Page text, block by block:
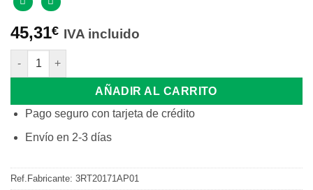
45,31€ IVA incluido
CONTACTOR III-5,5KW-AC3 BOBINA 230V 1NA-TORNILLO
AÑADIR AL CARRITO
Pago seguro con tarjeta de crédito
Envío en 2-3 días
Ref.Fabricante: 3RT20171AP01